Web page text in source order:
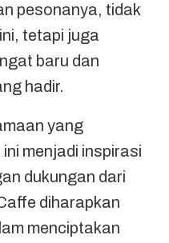
pesonanya, tidak
tetapi juga
baru dan
hadir.
yang
menjadi inspirasi
dukungan dari
diharapkan
menciptakan